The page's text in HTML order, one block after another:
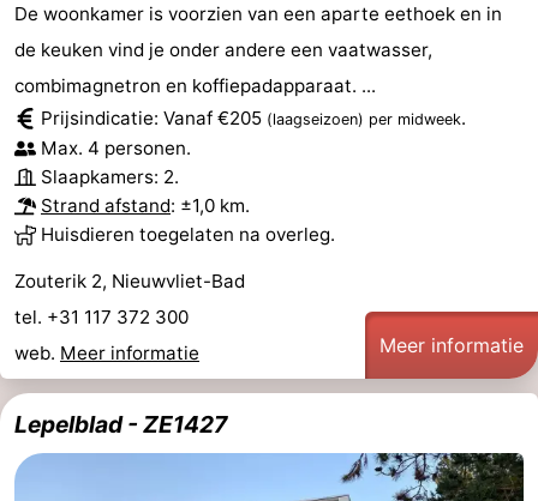
Contact
De woonkamer is voorzien van een aparte eethoek en in
de keuken vind je onder andere een vaatwasser,
combimagnetron en koffiepadapparaat. ...
Prijsindicatie: Vanaf €205 (laagseizoen) per midweek.
Max. 4 personen.
Slaapkamers: 2.
Strand afstand: ±1,0 km.
Huisdieren toegelaten na overleg.
Zouterik 2, Nieuwvliet-Bad
tel. +31 117 372 300
web. Meer informatie Meer informatie
Lepelblad - ZE1427